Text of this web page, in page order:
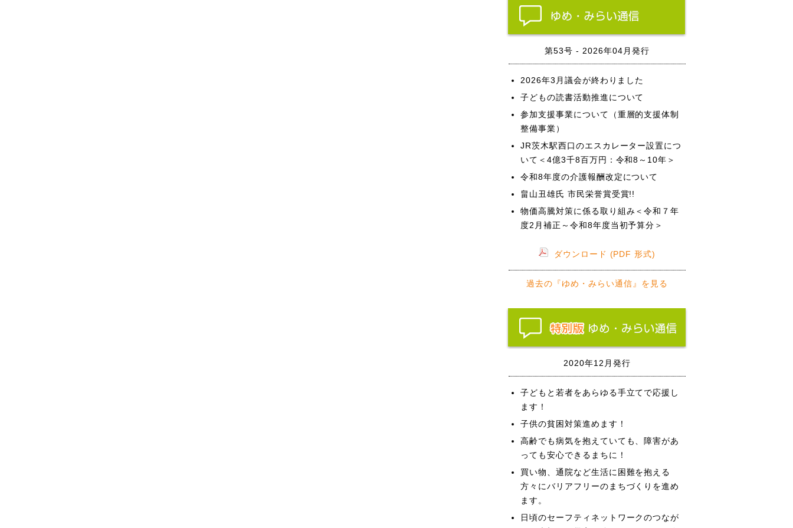
第53号 - 2026年04月発行
2026年3月議会が終わりました
子どもの読書活動推進について
参加支援事業について（重層的支援体制
整備事業）
JR茨木駅西口のエスカレーター設置につ
いて＜4億3千8百万円：令和8～10年＞
令和8年度の介護報酬改定について
畠山丑雄氏 市民栄誉賞受賞!!
物価高騰対策に係る取り組み＜令和７年
度2月補正～令和8年度当初予算分＞
ダウンロード (PDF 形式)
過去の『ゆめ・みらい通信』を見る
2020年12月発行
子どもと若者をあらゆる手立てで応援し
ます！
子供の貧困対策進めます！
高齢でも病気を抱えていても、障害があ
っても安心できるまちに！
買い物、通院など生活に困難を抱える
方々にバリアフリーのまちづくりを進め
ます。
日頃のセーフティネットワークのつなが